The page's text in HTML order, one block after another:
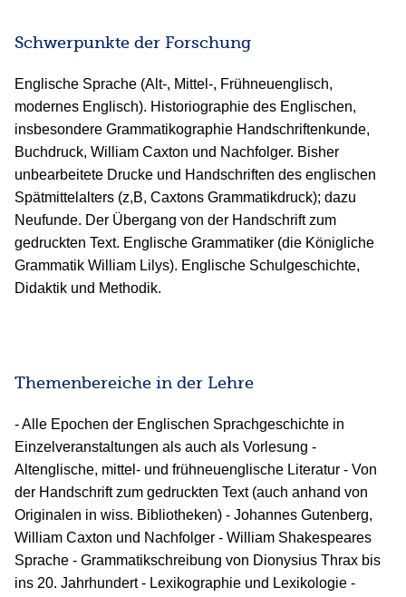
Schwerpunkte der Forschung
Englische Sprache (Alt-, Mittel-, Frühneuenglisch,
modernes Englisch). Historiographie des Englischen,
insbesondere Grammatikographie Handschriftenkunde,
Buchdruck, William Caxton und Nachfolger. Bisher
unbearbeitete Drucke und Handschriften des englischen
Spätmittelalters (z,B, Caxtons Grammatikdruck); dazu
Neufunde. Der Übergang von der Handschrift zum
gedruckten Text. Englische Grammatiker (die Königliche
Grammatik William Lilys). Englische Schulgeschichte,
Didaktik und Methodik.
Themenbereiche in der Lehre
- Alle Epochen der Englischen Sprachgeschichte in
Einzelveranstaltungen als auch als Vorlesung -
Altenglische, mittel- und frühneuenglische Literatur - Von
der Handschrift zum gedruckten Text (auch anhand von
Originalen in wiss. Bibliotheken) - Johannes Gutenberg,
William Caxton und Nachfolger - William Shakespeares
Sprache - Grammatikschreibung von Dionysius Thrax bis
ins 20. Jahrhundert - Lexikographie und Lexikologie -